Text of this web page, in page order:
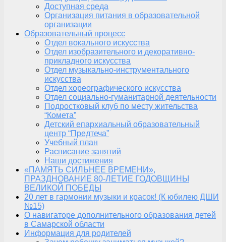
Доступная среда
Организация питания в образовательной
организации
Образовательный процесс
Отдел вокального искусства
Отдел изобразительного и декоративно-
прикладного искусства
Отдел музыкально-инструментального
искусства
Отдел хореографического искусства
Отдел социально-гуманитарной деятельности
Подростковый клуб по месту жительства
“Комета”
Детский епархиальный образовательный
центр “Предтеча”
Учебный план
Расписание занятий
Наши достижения
«ПАМЯТЬ СИЛЬНЕЕ ВРЕМЕНИ»,
ПРАЗДНОВАНИЕ 80-ЛЕТИЕ ГОДОВЩИНЫ
ВЕЛИКОЙ ПОБЕДЫ
20 лет в гармонии музыки и красок! (К юбилею ДШИ
№15)
О навигаторе дополнительного образования детей
в Самарской области
Информация для родителей